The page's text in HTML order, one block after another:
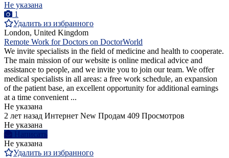
Не указана
1
Удалить из избранного
London, United Kingdom
Remote Work for Doctors on DoctorWorld
We invite specialists in the field of medicine and health to cooperate.
The main mission of our website is online medical advice and
assistance to people, and we invite you to join our team. We offer
medical specialists in all areas: a free work schedule, an expansion
of the patient base, an excellent opportunity for additional earnings
at a time convenient ...
Не указана
2 лет назад Интернет New Продам 409 Просмотров
Не указана
Написать
Не указана
Удалить из избранного